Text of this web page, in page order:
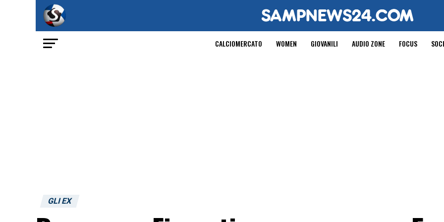
CALCIOMERCATO WOMEN GIOVANILI AUDIO ZONE FOCUS
GLI EX